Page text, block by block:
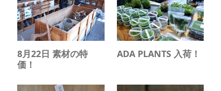
8月22日 素材の特
価！
ADA PLANTS 入荷！